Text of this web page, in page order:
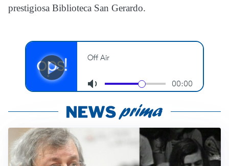
prestigiosa Biblioteca San Gerardo.